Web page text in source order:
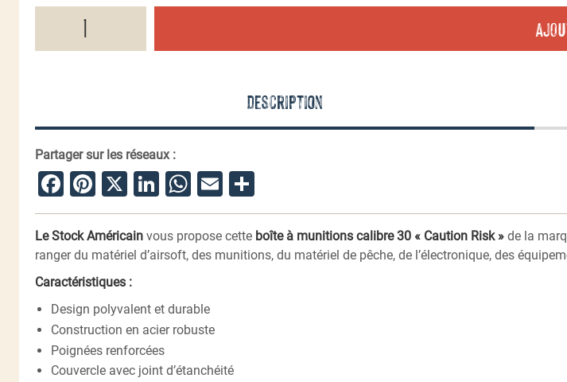
30mm
Caution
Risk
Description
Partager sur les réseaux :
Facebook
Pinterest
X LinkedIn
WhatsApp
Email
Le Stock Américain vous propose cette boîte à munitions calibre 30 « Caution Risk » de la
ranger du matériel d’airsoft, des munitions, du matériel de pêche, de l’électronique, des
Caractéristiques :
Design polyvalent et durable
Construction en acier robuste
Poignées renforcées
Couvercle avec joint d’étanchéité